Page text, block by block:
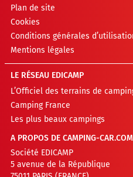
Plan de site
Cookies
Conditions générales
Mentions légales
LE RÉSEAU EDICAMP
L’Officiel des terrains de
Camping France
Les plus beaux campings
A PROPOS DE CAMPING-CAR.COM
Société EDICAMP
5 avenue de la République